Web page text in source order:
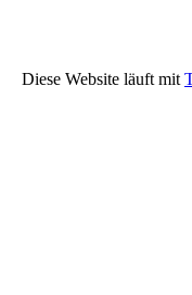
Diese Website läuft mit